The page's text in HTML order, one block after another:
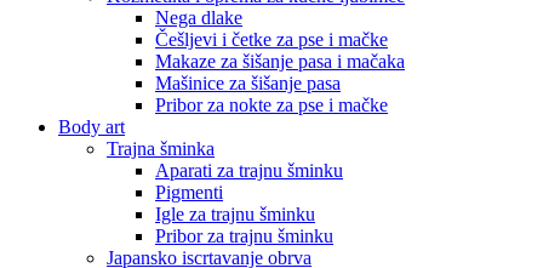
Nega dlake
Češljevi i četke za pse i mačke
Makaze za šišanje pasa i mačaka
Mašinice za šišanje pasa
Pribor za nokte za pse i mačke
Body art
Trajna šminka
Aparati za trajnu šminku
Pigmenti
Igle za trajnu šminku
Pribor za trajnu šminku
Japansko iscrtavanje obrva